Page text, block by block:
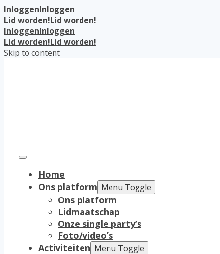
InloggenInloggen
Lid worden!Lid worden!
InloggenInloggen
Lid worden!Lid worden!
Skip to content
Home
Ons platform Menu Toggle
Ons platform
Lidmaatschap
Onze single party’s
Foto/video’s
Activiteiten Menu Toggle